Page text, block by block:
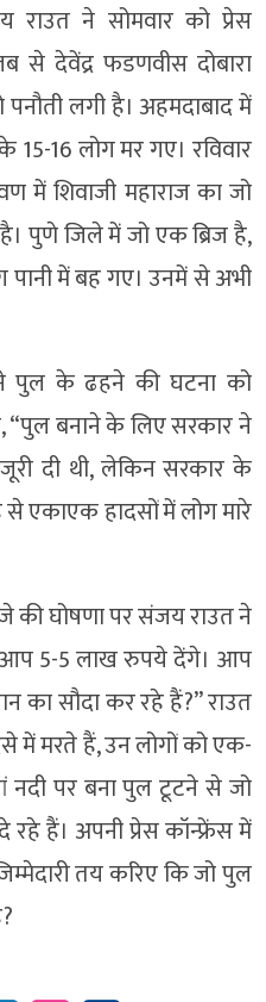
राउत ने सोमवार को प्रेस
से देवेंद्र फडणवीस दोबारा
लगी है। अहमदाबाद में
15-16 लोग मर गए। रविवार
में शिवाजी महाराज का जो
पुणे जिले में जो एक ब्रिज है,
पानी में बह गए। उनमें से अभी
पुल के ढहने की घटना को
“पुल बनाने के लिए सरकार ने
दी थी, लेकिन सरकार के
एकाएक हादसों में लोग मारे
घोषणा पर संजय राउत ने
5-5 लाख रुपये देंगे। आप
का सौदा कर रहे हैं?” राउत
में मरते हैं, उन लोगों को एक-
पर बना पुल टूटने से जो
हैं। अपनी प्रेस कॉन्फ्रेंस में
तय करिए कि जो पुल